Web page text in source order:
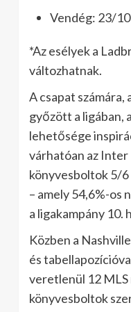
Vendég: 23/10
*Az esélyek a
változhatnak.
A csapat számára,
győzött a ligában,
lehetősége
várhatóan az Inter
könyvesboltok 5/6
– amely 54,6%-os
a ligakampány 10.
Közben a
és
veretlenül 12
könyvesboltok